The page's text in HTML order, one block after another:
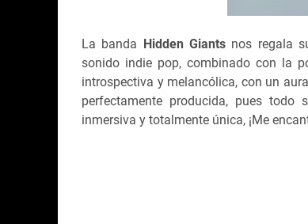
La banda Hidden Giants nos regala
sonido indie pop, combinado con la
introspectiva y melancólica, con un
perfectamente producida, pues
inmersiva y totalmente única, ¡Me